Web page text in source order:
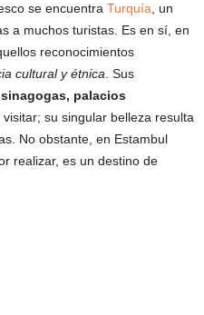
se encuentra Turquía, un
a muchos turistas. Es en sí, en
reconocimientos
cultural y étnica. Sus
palacios
su singular belleza resulta
No obstante, en Estambul
realizar, es un destino de